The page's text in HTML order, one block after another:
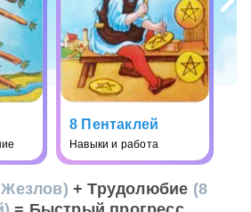
8 Пентаклей
Навыки и работа
Жезлов) + Трудолюбие (8